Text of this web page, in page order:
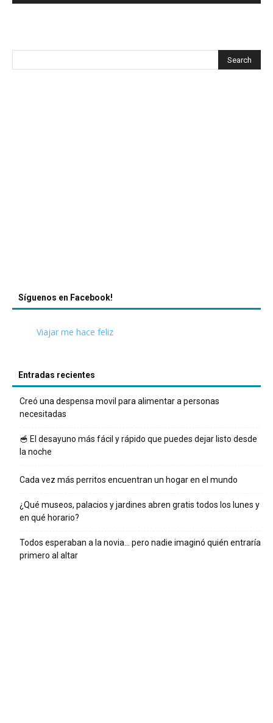
Síguenos en Facebook!
Viajar me hace feliz
Entradas recientes
Creó una despensa movil para alimentar a personas
necesitadas
🥣 El desayuno más fácil y rápido que puedes dejar listo desde
la noche
Cada vez más perritos encuentran un hogar en el mundo
¿Qué museos, palacios y jardines abren gratis todos los lunes y
en qué horario?
Todos esperaban a la novia… pero nadie imaginó quién entraría
primero al altar